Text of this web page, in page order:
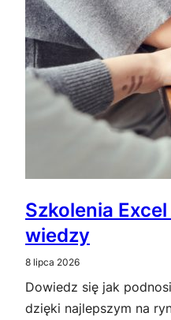
Szkolenia
wiedzy
8 lipca 2026
Dowiedz się jak
dzięki najlepszym na